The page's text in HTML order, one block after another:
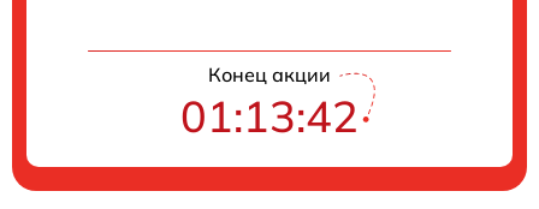
Конец акции
01:13:42